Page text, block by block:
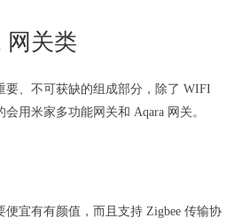
网关类
要、不可获缺的组成部分，除了 WIFI
用米家多功能网关和 Aqara 网关。
宜有有颜值，而且支持 Zigbee 传输协